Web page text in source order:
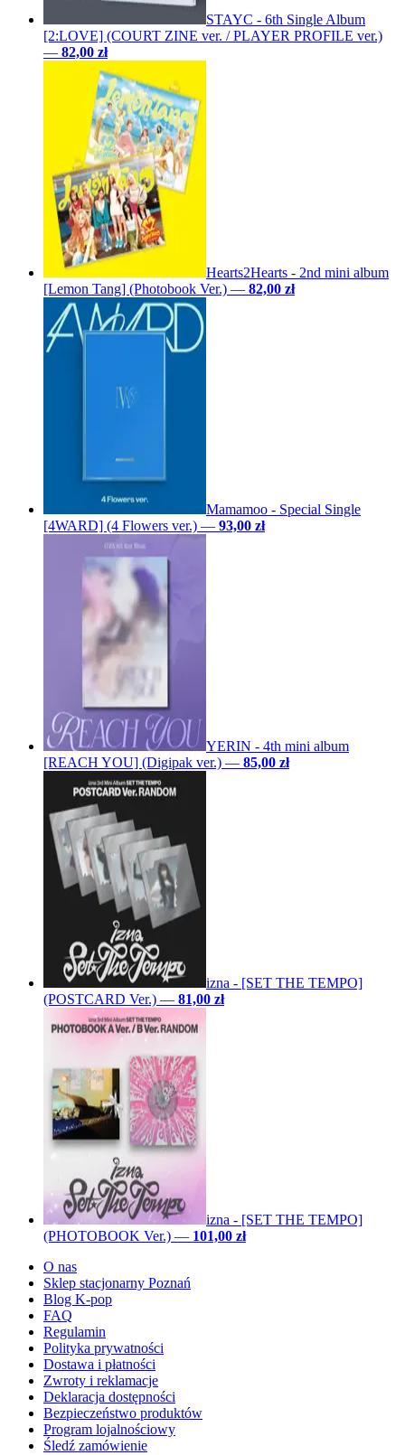
STAYC - 6th Single Album
[2:LOVE] (COURT ZINE ver. / PLAYER PROFILE ver.)
— 82,00 zł
Hearts2Hearts - 2nd mini album
[Lemon Tang] (Photobook Ver.) — 82,00 zł
Mamamoo - Special Single
[4WARD] (4 Flowers ver.) — 93,00 zł
YERIN - 4th mini album
[REACH YOU] (Digipak ver.) — 85,00 zł
izna - [SET THE TEMPO]
(POSTCARD Ver.) — 81,00 zł
izna - [SET THE TEMPO]
(PHOTOBOOK Ver.) — 101,00 zł
O nas
Sklep stacjonarny Poznań
Blog K-pop
FAQ
Regulamin
Polityka prywatności
Dostawa i płatności
Zwroty i reklamacje
Deklaracja dostępności
Bezpieczeństwo produktów
Program lojalnościowy
Śledź zamówienie